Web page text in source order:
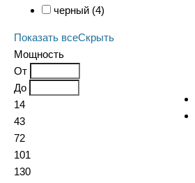
черный (4)
Показать всеСкрыть
Мощность
От
До
14
43
72
101
130